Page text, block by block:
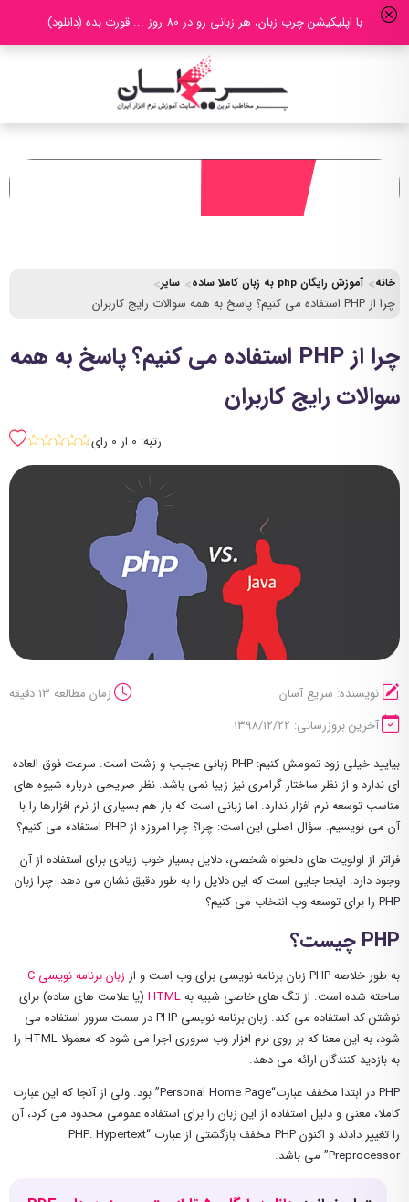
با اپلیکیشن چرب زبان، هر زبانی رو در 80 روز ... قورت بده (دانلود)
خانه آموزش رایگان php به زبان کاملا ساده سایر
چرا از PHP استفاده می کنیم؟ پاسخ به همه سوالات رایج کاربران
چرا از PHP استفاده می کنیم؟ پاسخ به همه
سوالات رایج کاربران
رتبه: 0 ار 0 رای sssss
نویسنده: سریع آسان
زمان مطالعه 13 دقیقه
آخرین بروزرسانی: ۱۳۹۸/۱۲/۲۲
بیایید خیلی زود تمومش کنیم: PHP زبانی عجیب و زشت است. سرعت فوق العاده
ای ندارد و از نظر ساختار گرامری نیز زیبا نمی باشد. نظر صریحی درباره شیوه های
مناسب توسعه نرم افزار ندارد. اما زبانی است که باز هم بسیاری از نرم افزارها را با
آن می نویسیم. سؤال اصلی این است: چرا؟ چرا امروزه از PHP استفاده می کنیم؟
فراتر از اولویت های دلخواه شخصی، دلایل بسیار خوب زیادی برای استفاده از آن
وجود دارد. اینجا جایی است که این دلایل را به طور دقیق نشان می دهد. چرا زبان
PHP را برای توسعه وب انتخاب می کنیم؟
PHP چیست؟
به طور خلاصه PHP زبان برنامه نویسی برای وب است و از
زبان برنامه نویسی C
ساخته شده است. از تگ های خاصی شبیه بهHTML(یا علامت های ساده) برای
نوشتن کد استفاده می کند. زبان برنامه نویسی PHP در سمت سرور استفاده می
شود، به این معنا که بر روی نرم افزار وب سروری اجرا می شود که معمولا HTML را
به بازدید کنندگان ارائه می دهد.
PHP در ابتدا مخفف عبارت“Personal Home Page” بود. ولی از آنجا که این عبارت
کاملا، معنی و دلیل استفاده از این زبان را برای استفاده عمومی محدود می کرد، آن
را تغییر دادند و اکنون PHP مخفف بازگشتی از عبارت “PHP: Hypertext
Preprocessor” می باشد.